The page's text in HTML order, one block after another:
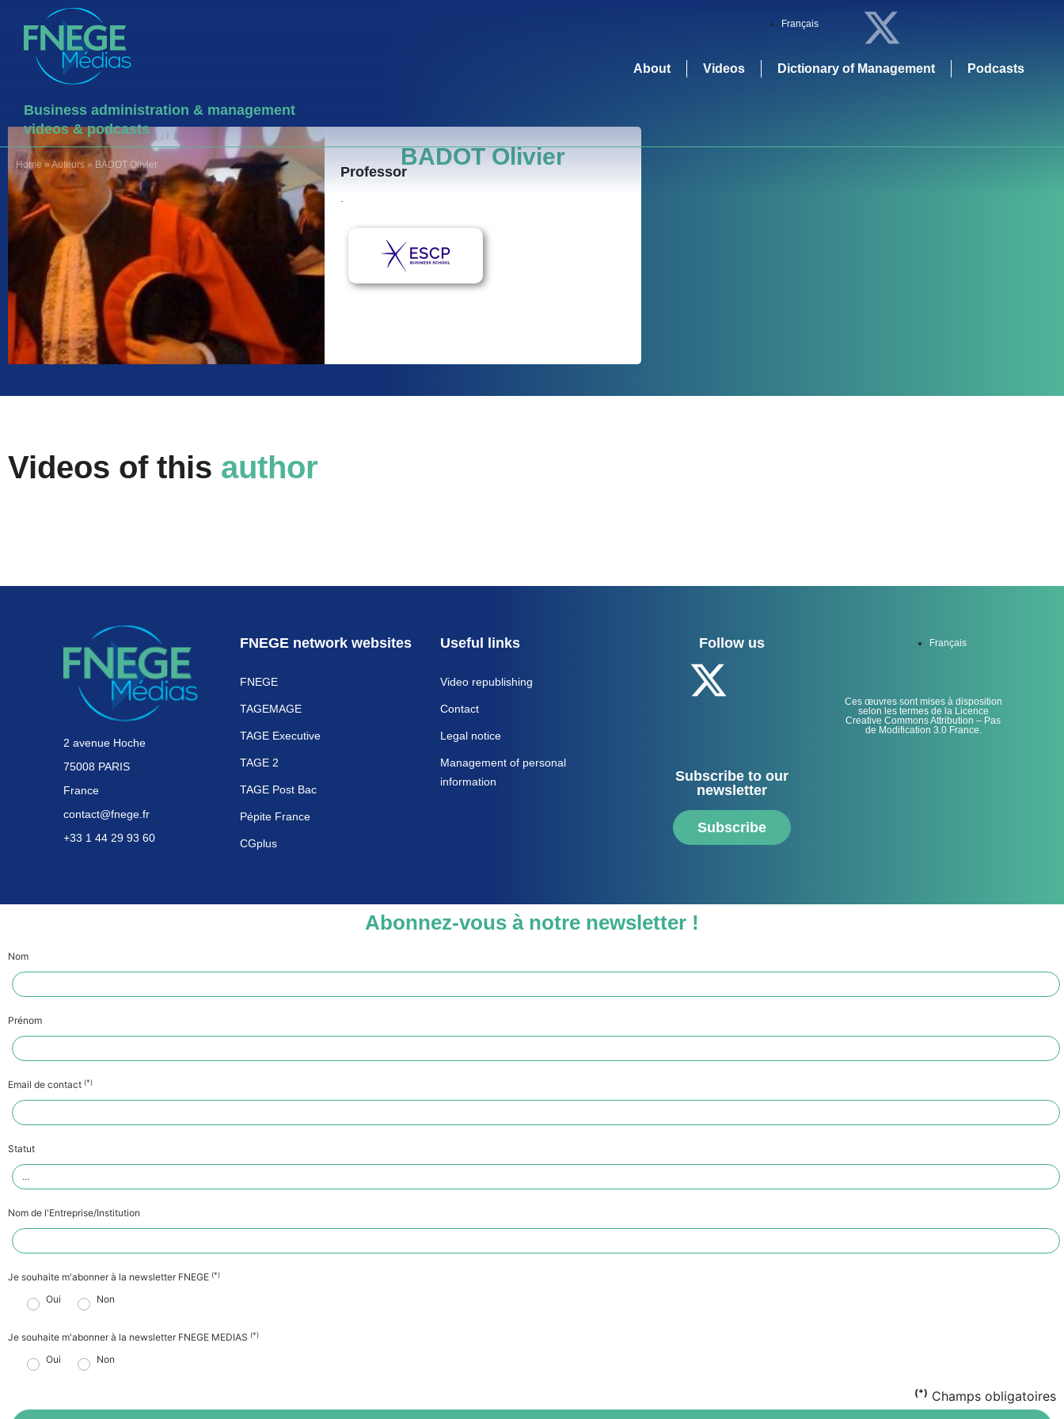
Business administration & management
videos & podcasts
Français
About Videos Dictionary of Management Podcasts
Home »Auteurs » BADOT Olivier BADOT Olivier
Professor
Videos of this author
2 avenue Hoche
75008 PARIS
France
contact@fnege.fr
+33 1 44 29 93 60
FNEGE network websites
FNEGE
TAGEMAGE
TAGE Executive
TAGE 2
TAGE Post Bac
Pépite France
CGplus
Useful links
Video republishing
Contact
Legal notice
Management of personal
information
Follow us
Subscribe to our
newsletter
Subscribe
Français
Ces œuvres sont mises à disposition
selon les termes de la Licence
Creative Commons Attribution – Pas
de Modification 3.0 France.
Abonnez-vous à notre newsletter !
Nom
Prénom
Email de contact (*)
Statut
Nom de l'Entreprise/Institution
Je souhaite m'abonner à la newsletter FNEGE (*)
Oui Non
Je souhaite m'abonner à la newsletter FNEGE MEDIAS (*)
Oui Non
(*) Champs obligatoires